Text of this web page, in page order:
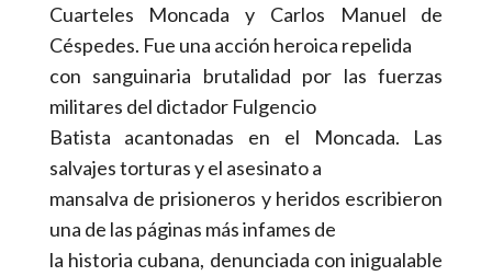
Cuarteles Moncada y Carlos Manuel de
Céspedes. Fue una acción heroica repelida
con sanguinaria brutalidad por las fuerzas
militares del dictador Fulgencio
Batista acantonadas en el Moncada. Las
salvajes torturas y el asesinato a
mansalva de prisioneros y heridos escribieron
una de las páginas más infames de
la historia cubana, denunciada con inigualable